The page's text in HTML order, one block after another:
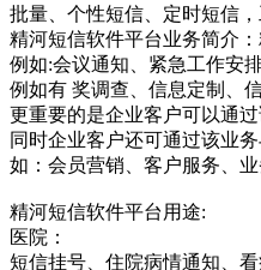
批量、个性短信、定时短信
精河短信软件平台业务简介
例如:会议通知、紧急工作安排
例如有 奖调查、信息定制、
更重要的是企业客户可以通
同时企业客户还可通过该业
如：会员营销、客户服务、
精河短信软件平台用途:
医院：
短信挂号、住院病情通知、